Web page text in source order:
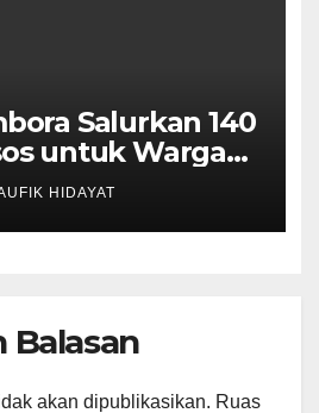
Salurkan 140
untuk Warga
HUT ke-
HIDAYAT
Balasan
akan dipublikasikan. Ruas